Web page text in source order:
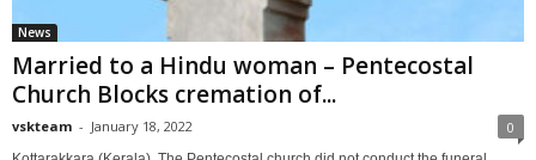
News
Married to a Hindu woman – Pentecostal
Church Blocks cremation of...
vskteam - January 18, 2022 0